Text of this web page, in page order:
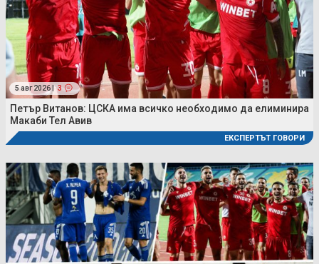
5 авг 2026 | 3
Петър Витанов: ЦСКА има всичко необходимо да елиминира
Макаби Тел Авив
ЕКСПЕРТЪТ ГОВОРИ